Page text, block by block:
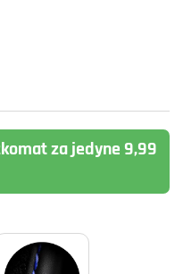
za jedyne 9,99